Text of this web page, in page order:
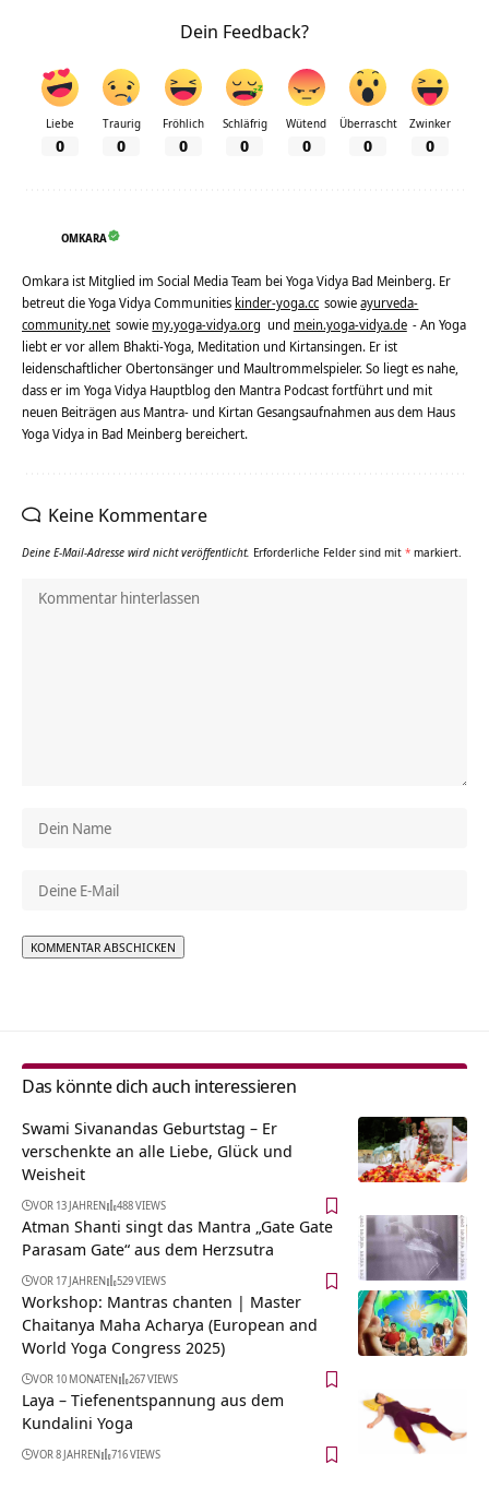
Dein Feedback?
Liebe
0
Traurig
0
Fröhlich
0
Schläfrig
0
Wütend
0
Überrascht
0
Zwinker
0
OMKARA
Omkara ist Mitglied im Social Media Team bei Yoga Vidya Bad Meinberg. Er
betreut die Yoga Vidya Communities kinder-yoga.cc sowieayurveda-
community.net sowie my.yoga-vidya.org und mein.yoga-vidya.de - An Yoga
liebt er vor allem Bhakti-Yoga, Meditation und Kirtansingen. Er ist
leidenschaftlicher Obertonsänger und Maultrommelspieler. So liegt es nahe,
dass er im Yoga Vidya Hauptblog den Mantra Podcast fortführt und mit
neuen Beiträgen aus Mantra- und Kirtan Gesangsaufnahmen aus dem Haus
Yoga Vidya in Bad Meinberg bereichert.
Keine Kommentare
Deine E-Mail-Adresse wird nicht veröffentlicht. Erforderliche Felder sind mit * markiert.
Das könnte dich auch interessieren
Swami Sivanandas Geburtstag – Er
verschenkte an alle Liebe, Glück und
Weisheit
VOR 13 JAHREN 488 VIEWS
Atman Shanti singt das Mantra „Gate Gate
Parasam Gate“ aus dem Herzsutra
VOR 17 JAHREN 529 VIEWS
Workshop: Mantras chanten | Master
Chaitanya Maha Acharya (European and
World Yoga Congress 2025)
VOR 10 MONATEN 267 VIEWS
Laya – Tiefenentspannung aus dem
Kundalini Yoga
VOR 8 JAHREN 716 VIEWS